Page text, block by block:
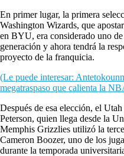
En primer lugar, la primera
Washington Wizards, que
en BYU, era considerado uno de
generación y ahora tendrá la
proyecto de la franquicia.
(Le puede interesar:
megatraspaso que calienta la
Después de esa elección, el
Peterson, quien llega desde la
Memphis Grizzlies utilizó la
Cameron Boozer, uno de los
durante la temporada